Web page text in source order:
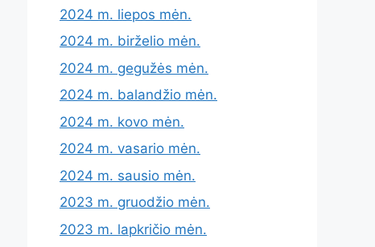
2024 m. liepos mėn.
2024 m. birželio mėn.
2024 m. gegužės mėn.
2024 m. balandžio mėn.
2024 m. kovo mėn.
2024 m. vasario mėn.
2024 m. sausio mėn.
2023 m. gruodžio mėn.
2023 m. lapkričio mėn.